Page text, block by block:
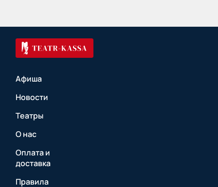
Афиша
Новости
Театры
О нас
Оплата и
доставка
Правила